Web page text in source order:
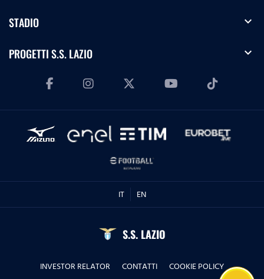
STADIO expand_more
PROGETTI S.S. LAZIO expand_more
IT EN
S.S. LAZIO
INVESTOR RELATOR CONTATTI COOKIE POLICY